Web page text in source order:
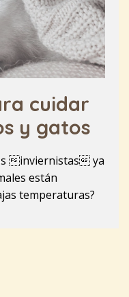
cuidar
y gatos
inviernistas ya
están
temperaturas?